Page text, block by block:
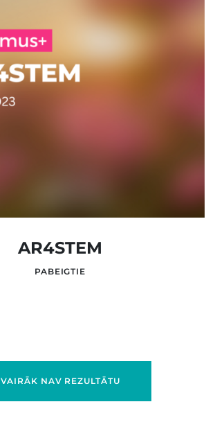
AR4STEM
PABEIGTIE
VAIRĀK NAV REZULTĀTU